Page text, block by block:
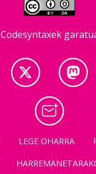
Codesyntaxek
LEGE OHARRA